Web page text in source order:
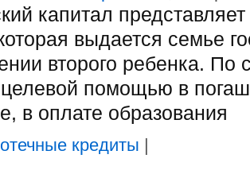
капитал
выдается семье
второго ребенка. По
целевой помощью в
в оплате образования
кредиты |